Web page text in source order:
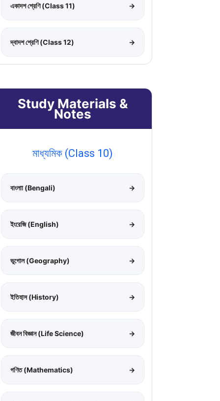
একাদশ শ্রেণি (Class 11) →
দ্বাদশ শ্রেণি (Class 12) →
Study Materials &
Notes
মাধ্যমিক (Class 10)
বাংলাা (Bengali) →
ইংরেজি (English) →
ভূগোল (Geography) →
ইতিহাস (History) →
জীবন বিজ্ঞান (Life Science) →
গণিত (Mathematics) →